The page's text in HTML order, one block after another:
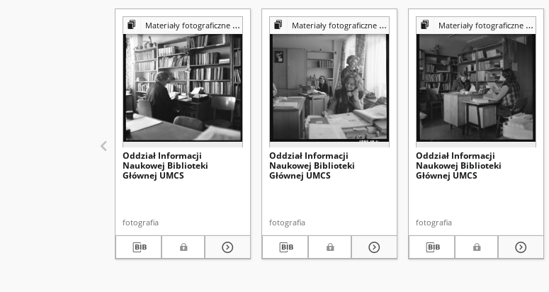
Materiały fotograficzne z Pracowni Reprografii Biblioteki UMCS
Oddział Informacji
Naukowej Biblioteki
Głównej UMCS
fotografia
Materiały fotograficzne z Pracowni Reprografii Biblioteki UMCS
Oddział Informacji
Naukowej Biblioteki
Głównej UMCS
fotografia
Materiały fotograficzne z Pracowni Reprografii Biblioteki UMCS
Oddział Informacji
Naukowej Biblioteki
Głównej UMCS
fotografia